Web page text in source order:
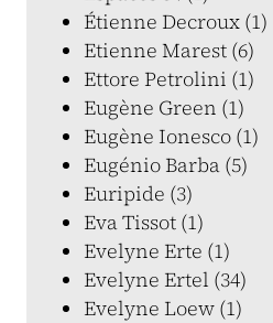
Étienne Decroux (1)
Etienne Marest (6)
Ettore Petrolini (1)
Eugène Green (1)
Eugène Ionesco (1)
Eugénio Barba (5)
Euripide (3)
Eva Tissot (1)
Evelyne Erte (1)
Evelyne Ertel (34)
Evelyne Loew (1)